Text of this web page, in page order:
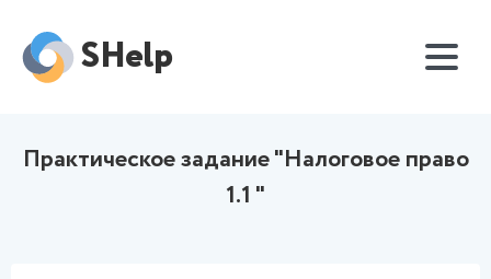
SHelp
Практическое задание "Налоговое право
1.1 "